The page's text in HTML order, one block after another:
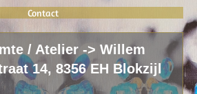
Contact
/ Atelier -> Willem
14, 8356 EH Blokzijl